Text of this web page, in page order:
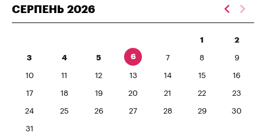
СЕРПЕНЬ 2026
1 2
3 4 5 6 7 8 9
10 11 12 13 14 15 16
17 18 19 20 21 22 23
24 25 26 27 28 29 30
31